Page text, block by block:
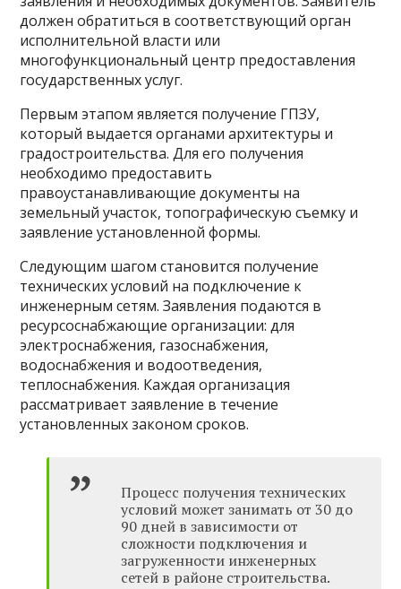
должен обратиться в соответствующий орган
исполнительной власти или
многофункциональный центр предоставления
государственных услуг.
Первым этапом является получение ГПЗУ,
который выдается органами архитектуры и
градостроительства. Для его получения
необходимо предоставить
правоустанавливающие документы на
земельный участок, топографическую съемку и
заявление установленной формы.
Следующим шагом становится получение
технических условий на подключение к
инженерным сетям. Заявления подаются в
ресурсоснабжающие организации: для
электроснабжения, газоснабжения,
водоснабжения и водоотведения,
теплоснабжения. Каждая организация
рассматривает заявление в течение
установленных законом сроков.
Процесс получения технических
условий может занимать от 30 до
90 дней в зависимости от
сложности подключения и
загруженности инженерных
сетей в районе строительства.